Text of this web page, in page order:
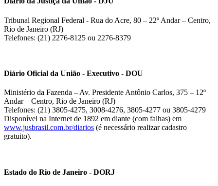
Tribunal Regional Federal - Rua do Acre, 80 – 22º Andar – Centro,
Rio de Janeiro (RJ)
Telefones: (21) 2276-8125 ou 2276-8379
Diário Oficial da União - Executivo - DOU
Ministério da Fazenda – Av. Presidente Antônio Carlos, 375 – 12º
Andar – Centro, Rio de Janeiro (RJ)
Telefones: (21) 3805-4275, 3008-4276, 3805-4277 ou 3805-4279
Disponível na Internet de 1892 em diante (com falhas) em
www.jusbrasil.com.br/diarios (é necessário realizar cadastro
gratuito).
Estado do Rio de Janeiro - DORJ